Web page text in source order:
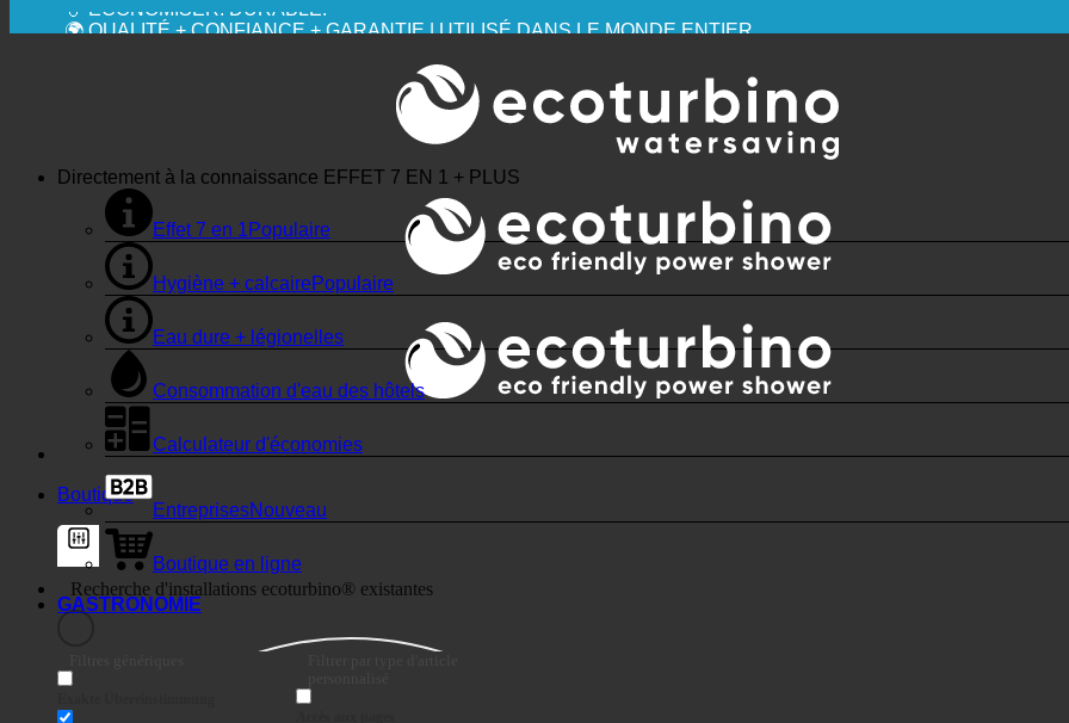
💧 ÉCONOMISER. DURABLE.
🌍 QUALITÉ + CONFIANCE + GARANTIE | UTILISÉ DANS LE MONDE ENTIER
Boutique
Filtres génériques
Exakte Übereinstimmung
personnalisé
Directement à la connaissance EFFET 7 EN 1 + PLUS
Effet 7 en 1
Hygiène + calcaire
Eau dure + légionelles
Consommation d'eau des hôtels
Calculateur d'économies
Entreprises
Boutique en ligne
GASTRONOMIE